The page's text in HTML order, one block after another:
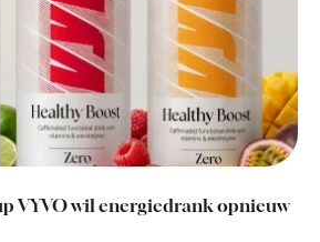
VYVO wil energiedrank opnieuw